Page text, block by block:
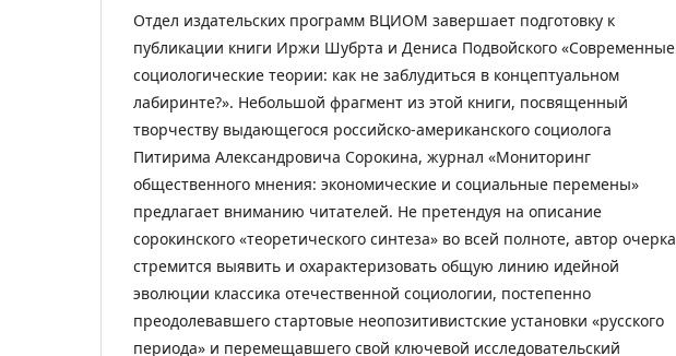
Отдел издательских программ ВЦИОМ завершает подготовку к
публикации книги Иржи Шубрта и Дениса Подвойского «Современные
социологические теории: как не заблудиться в концептуальном
лабиринте?». Небольшой фрагмент из этой книги, посвященный
творчеству выдающегося российско-американского социолога
Питирима Александровича Сорокина, журнал «Мониторинг
общественного мнения: экономические и социальные перемены»
предлагает вниманию читателей. Не претендуя на описание
сорокинского «теоретического синтеза» во всей полноте, автор очерка
стремится выявить и охарактеризовать общую линию идейной
эволюции классика отечественной социологии, постепенно
преодолевавшего стартовые неопозитивистские установки «русского
периода» и перемещавшего свой ключевой исследовательский